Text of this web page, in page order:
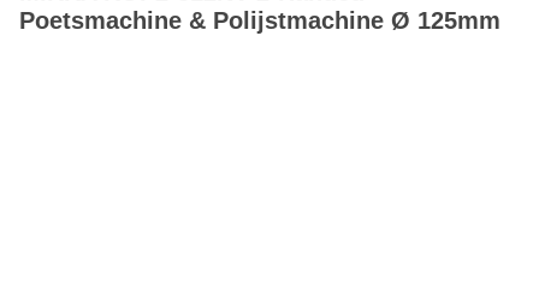
Poetsmachine & Polijstmachine Ø 125mm